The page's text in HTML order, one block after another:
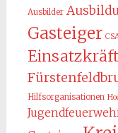
Ausbilder
Gasteiger
Hilfsorganisationen